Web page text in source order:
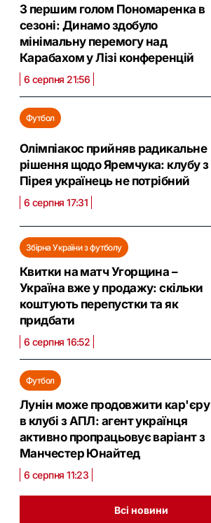
З першим голом Пономаренка в
сезоні: Динамо здобуло
мінімальну перемогу над
Карабахом у Лізі конференцій
6 серпня 21:56
Футбол
Олімпіакос прийняв радикальне
рішення щодо Яремчука: клубу з
Пірея українець не потрібний
6 серпня 17:31
Збірна України з футболу
Квитки на матч Угорщина –
Україна вже у продажу: скільки
коштують перепустки та як
придбати
6 серпня 16:52
Футбол
Лунін може продовжити кар'єру
в клубі з АПЛ: агент українця
активно пропрацьовує варіант з
Манчестер Юнайтед
6 серпня 11:23
Всі новини